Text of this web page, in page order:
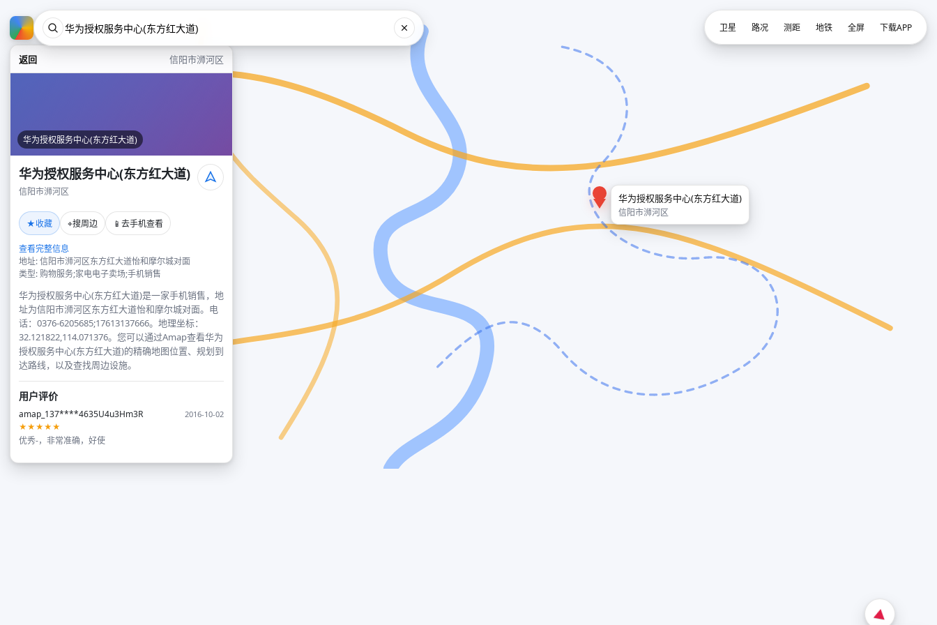
返回 信阳市浉河区
华为授权服务中心(东方红大道)
华为授权服务中心(东方红大道)
信阳市浉河区
★收藏 ⌖搜周边 📱 去手机查看
查看完整信息
地址: 信阳市浉河区东方红大道怡和摩尔城对面
类型: 购物服务;家电电子卖场;手机销售
华为授权服务中心(东方红大道)是一家手机销售，地
址为信阳市浉河区东方红大道怡和摩尔城对面。电
话：0376-6205685;17613137666。地理坐标：
32.121822,114.071376。您可以通过Amap查看华为
授权服务中心(东方红大道)的精确地图位置、规划到
达路线，以及查找周边设施。
用户评价
amap_137****4635U4u3Hm3R
2016-10-02
★★★★★
优秀-，非常准确，好使
华为授权服务中心(东方红大道)
信阳市浉河区
卫星 路况 测距 地铁 全屏 下载APP